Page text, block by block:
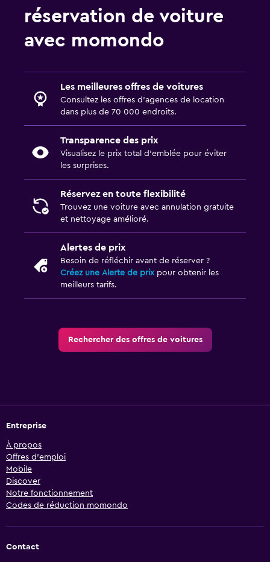
réservation de voiture
avec momondo
Les meilleures offres de voitures
Consultez les offres d’agences de location
dans plus de 70 000 endroits.
Transparence des prix
Visualisez le prix total d’emblée pour éviter
les surprises.
Réservez en toute flexibilité
Trouvez une voiture avec annulation gratuite
et nettoyage amélioré.
Alertes de prix
Besoin de réfléchir avant de réserver ?
Créez une Alerte de prixpour obtenir les
meilleurs tarifs.
Rechercher des offres de voitures
Entreprise
À propos
Offres d’emploi
Mobile
Discover
Notre fonctionnement
Codes de réduction momondo
Contact